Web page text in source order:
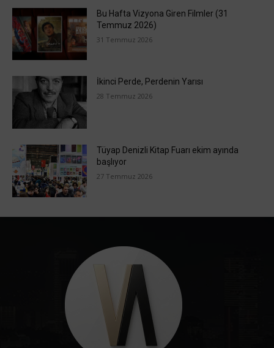
Bu Hafta Vizyona Giren Filmler (31
Temmuz 2026)
31 Temmuz 2026
İkinci Perde, Perdenin Yarısı
28 Temmuz 2026
Tüyap Denizli Kitap Fuarı ekim ayında
başlıyor
27 Temmuz 2026